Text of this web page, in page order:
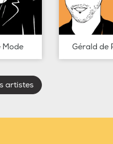
Mode Gérald de
artistes